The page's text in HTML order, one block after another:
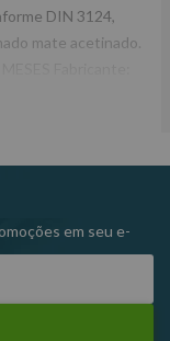
DIN 3124,
mate acetinado.
Fabricante:
em seu e-